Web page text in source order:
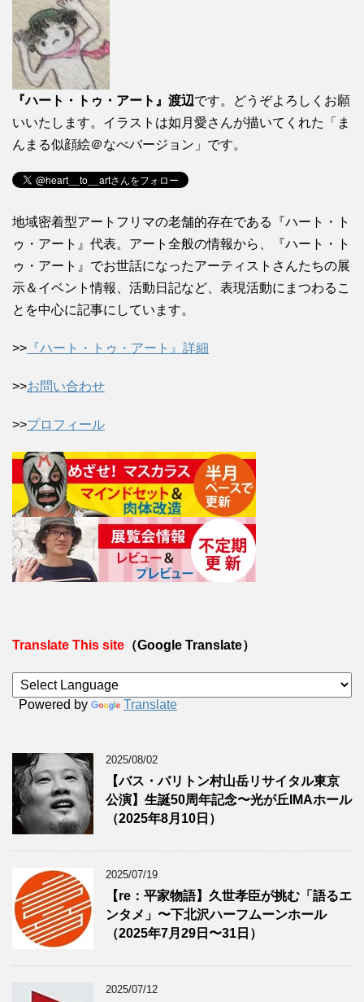
『ハート・トゥ・アート』渡辺です。どうぞよろしくお願
いいたします。イラストは如月愛さんが描いてくれた「ま
んまる似顔絵＠なべバージョン」です。
地域密着型アートフリマの老舗的存在である『ハート・ト
ゥ・アート』代表。アート全般の情報から、『ハート・ト
ゥ・アート』でお世話になったアーティストさんたちの展
示＆イベント情報、活動日記など、表現活動にまつわるこ
とを中心に記事にしています。
>> 『ハート・トゥ・アート』詳細
>>お問い合わせ
>>プロフィール
Translate This site （Google Translate）
Powered by Translate
2025/08/02
【バス・バリトン村山岳リサイタル東京
公演】生誕50周年記念〜光が丘IMAホール
（2025年8月10日）
2025/07/19
【re：平家物語】久世孝臣が挑む「語るエ
ンタメ」〜下北沢ハーフムーンホール
（2025年7月29日〜31日）
2025/07/12